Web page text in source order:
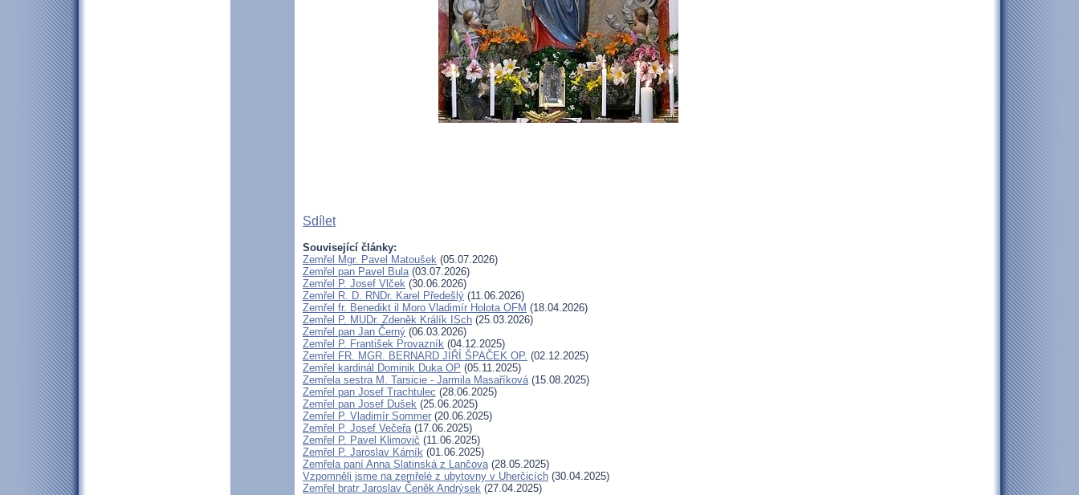
Sdílet
Související články:
Zemřel Mgr. Pavel Matoušek (05.07.2026)
Zemřel pan Pavel Bula(03.07.2026)
Zemřel P. Josef Vlček (30.06.2026)
Zemřel R. D. RNDr. Karel Předešlý (11.06.2026)
Zemřel fr. Benedikt il Moro Vladimír Holota OFM (18.04.2026)
Zemřel P. MUDr. Zdeněk Králík ISch (25.03.2026)
Zemřel pan Jan Černý (06.03.2026)
Zemřel P. František Provazník (04.12.2025)
Zemřel FR. MGR. BERNARD JIŘÍ ŠPAČEK OP. (02.12.2025)
Zemřel kardinál Dominik Duka OP (05.11.2025)
Zemřela sestra M. Tarsicie - Jarmila Masaříková(15.08.2025)
Zemřel pan Josef Trachtulec (28.06.2025)
Zemřel pan Josef Dušek (25.06.2025)
Zemřel P. Vladimír Sommer (20.06.2025)
Zemřel P. Josef Večeřa(17.06.2025)
Zemřel P. Pavel Klimovič (11.06.2025)
Zemřel P. Jaroslav Kárník (01.06.2025)
Zemřela paní Anna Slatinská z Lančova(28.05.2025)
Vzpomněli jsme na zemřelé z ubytovny v Uherčicích (30.04.2025)
Zemřel bratr Jaroslav Čeněk Andrýsek (27.04.2025)